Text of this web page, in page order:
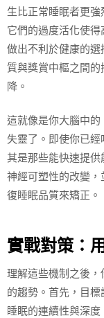
生比正常睡眠者更強
它們的過度活化使
做出不利於健康的
質與獎賞中樞之間
降。
這就像是你大腦中
失靈了。即使你已
其是那些能快速提
神經可塑性的改變
復睡眠品質來矯正。
實戰對策：
理解這些機制之後
的趨勢。首先，目
睡眠的連續性與深